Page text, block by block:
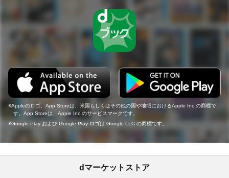
Appleのロゴ、App Storeは、米国もしくはその他の国や地域におけるApple Inc.の商標で
す。App Storeは、Apple Inc.のサービスマークです。
Google Play および Google Play ロゴは Google LLC の商標です。
dマーケットストア